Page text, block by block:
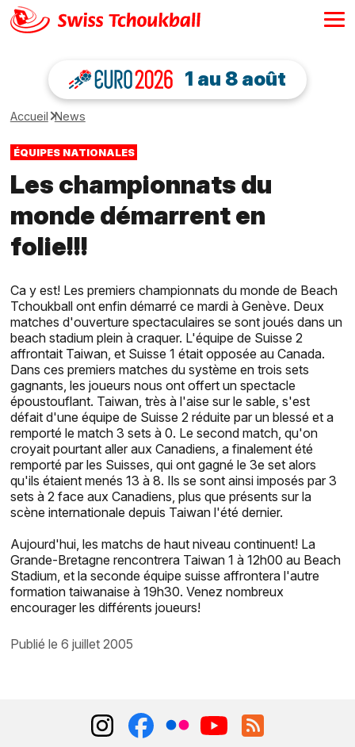
1 au 8 août
Accueil News
ÉQUIPES NATIONALES
Les championnats du
monde démarrent en
folie!!!
Ca y est! Les premiers championnats du monde de Beach
Tchoukball ont enfin démarré ce mardi à Genève. Deux
matches d'ouverture spectaculaires se sont joués dans un
beach stadium plein à craquer. L'équipe de Suisse 2
affrontait Taiwan, et Suisse 1 était opposée au Canada.
Dans ces premiers matches du système en trois sets
gagnants, les joueurs nous ont offert un spectacle
époustouflant. Taiwan, très à l'aise sur le sable, s'est
défait d'une équipe de Suisse 2 réduite par un blessé et a
remporté le match 3 sets à 0. Le second match, qu'on
croyait pourtant aller aux Canadiens, a finalement été
remporté par les Suisses, qui ont gagné le 3e set alors
qu'ils étaient menés 13 à 8. Ils se sont ainsi imposés par 3
sets à 2 face aux Canadiens, plus que présents sur la
scène internationale depuis Taiwan l'été dernier.
Aujourd'hui, les matchs de haut niveau continuent! La
Grande-Bretagne rencontrera Taiwan 1 à 12h00 au Beach
Stadium, et la seconde équipe suisse affrontera l'autre
formation taiwanaise à 19h30. Venez nombreux
encourager les différents joueurs!
publié le 6 juillet 2005